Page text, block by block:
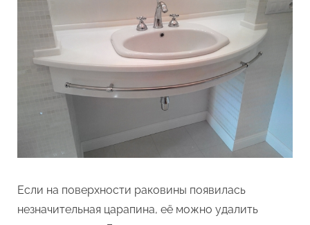
Если на поверхности раковины появилась
незначительная царапина, её можно удалить